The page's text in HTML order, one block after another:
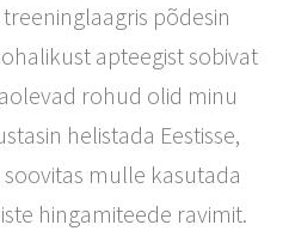
põdesin
apteegist sobivat
rohud olid minu
helistada Eestisse,
mulle kasutada
hingamiteede ravimit.